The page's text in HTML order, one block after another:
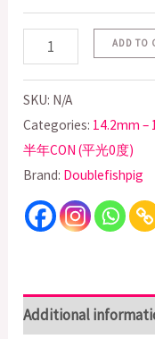
ADD TO
SKU: N/A
Categories: 14.2mm –
半年CON (平光0度)
Brand: Doublefishpig
Additional